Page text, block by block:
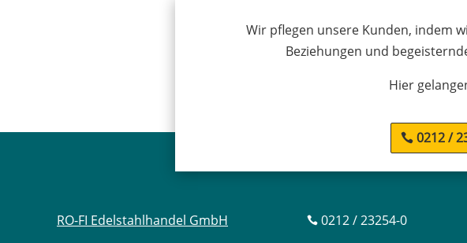
Wir pflegen unsere Kunden, indem
Beziehungen und
Hier
0212 /
RO-FI Edelstahlhandel GmbH
0212 / 23254-0